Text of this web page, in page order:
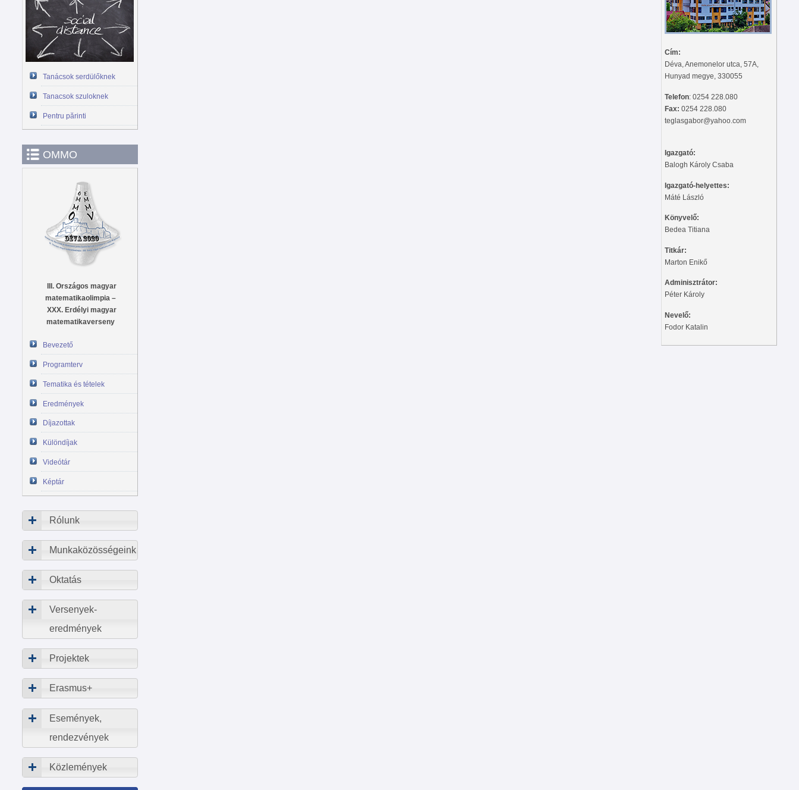
Tanácsok serdülőknek
Tanacsok szuloknek
Pentru părinti
OMMO
III. Országos magyar
matematikaolimpia –
XXX. Erdélyi magyar
matematikaverseny
Bevezető
Programterv
Tematika és tételek
Eredmények
Díjazottak
Különdíjak
Videótár
Képtár
Rólunk
Munkaközösségeink
Oktatás
Versenyek-
eredmények
Projektek
Erasmus+
Események,
rendezvények
Közlemények
Cím:
Déva, Anemonelor utca, 57A,
Hunyad megye, 330055
Telefon: 0254 228.080
Fax: 0254 228.080
teglasgabor@yahoo.com
Igazgató:
Balogh Károly Csaba
Igazgató-helyettes:
Máté László
Könyvelő:
Bedea Titiana
Titkár:
Marton Enikő
Adminisztrátor:
Péter Károly
Nevelő:
Fodor Katalin